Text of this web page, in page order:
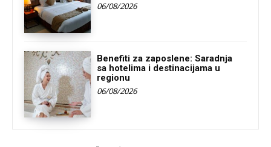
06/08/2026
Benefiti za zaposlene: Saradnja
sa hotelima i destinacijama u
regionu
06/08/2026